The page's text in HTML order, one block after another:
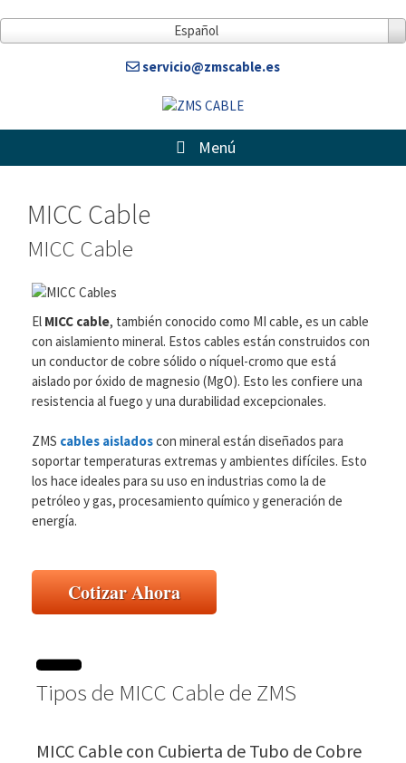
Español
servicio@zmscable.es
Menú
MICC Cable
MICC Cable
El MICC cable, también conocido como MI cable, es un cable
con aislamiento mineral. Estos cables están construidos con
un conductor de cobre sólido o níquel-cromo que está
aislado por óxido de magnesio (MgO). Esto les confiere una
resistencia al fuego y una durabilidad excepcionales.
ZMS cables aisladoscon mineral están diseñados para
soportar temperaturas extremas y ambientes difíciles. Esto
los hace ideales para su uso en industrias como la de
petróleo y gas, procesamiento químico y generación de
energía.
Cotizar Ahora
Tipos de MICC Cable de ZMS
MICC Cable con Cubierta de Tubo de Cobre